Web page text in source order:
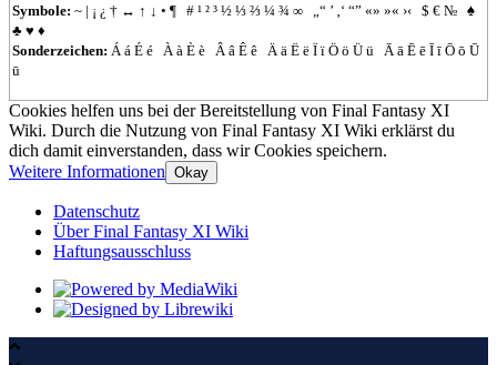
Symbole: ~ | ¡ ¿ † ↔ ↑ ↓ • ¶ # ¹ ² ³ ½ ⅓ ⅔ ¼ ¾ ∞ „“ ’ ‚‘ “” «» »« ›‹ $ € № ♠
♣ ♥ ♦
Sonderzeichen: Á á É é À à È è Â â Ê ê Ä ä Ë ë Ï ï Ö ö Ü ü Ā ā Ē ē Ī ī Ō ō Ū
ū
Cookies helfen uns bei der Bereitstellung von Final Fantasy XI
Wiki. Durch die Nutzung von Final Fantasy XI Wiki erklärst du
dich damit einverstanden, dass wir Cookies speichern.
Weitere Informationen Okay
Datenschutz
Über Final Fantasy XI Wiki
Haftungsausschluss